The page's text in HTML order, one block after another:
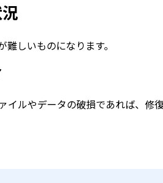
しいものになります。
ルやデータの破損であれば、修